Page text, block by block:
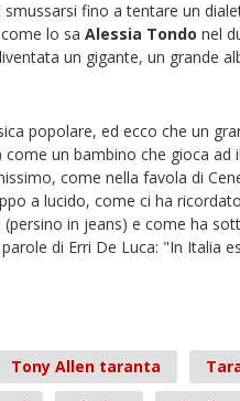
fino a tentare un
lo sa Alessia Tondo nel
un gigante, un grande
popolare, ed ecco che un
un bambino che gioca ad
come nella favola di
a lucido, come ci ha
in jeans) e come ha
di Erri De Luca: "In Italia
Tony Allen taranta